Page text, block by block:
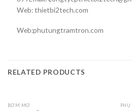
Web: thietbi2tech.com
Web:phutungtramtron.com
RELATED PRODUCTS
BƠM MỠ PHỤ